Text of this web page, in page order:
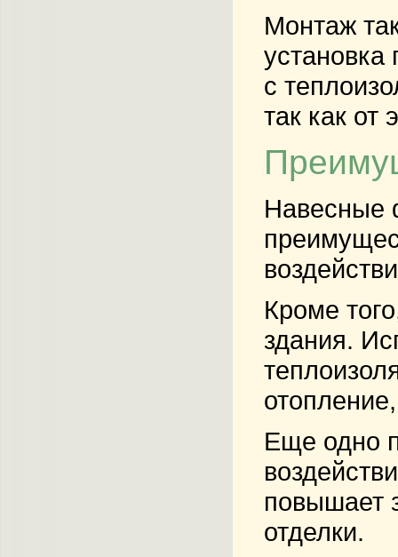
Монтаж
с
так как от
Навесные
Кроме
здания.
Еще одно
повышает
отделки.